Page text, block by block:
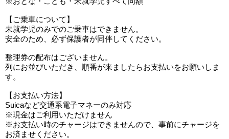
【ご乗車について】
未就学児のみでのご乗車はできません。
安全のため、必ず保護者が同伴してください。
整理券の配布はございません。
列にお並びいただき、順番が来ましたらお支払いをお願いしま
す。
【お支払い方法】
Suicaなど交通系電子マネーのみ対応
※現金はご利用いただけません
※お支払い時のチャージはできませんので、事前にチャージを
お済ませください。